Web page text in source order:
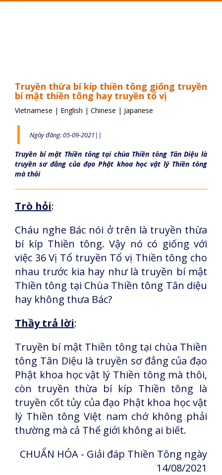
Truyền thừa bí kíp thiền tông giống truyền
bí mật thiền tông hay truyền tổ vị
Vietnamese | English | Chinese | Japanese
Ngày đăng: 05-09-2021||
Truyền bí mật Thiền tông tại chùa Thiền tông Tân Diệu là
truyền sơ đẳng của đạo Phật khoa học vật lý Thiền tông
mà thôi
Trò hỏi:
Cháu nghe Bác nói ở trên là truyền thừa
bí kíp Thiền tông. Vậy nó có giống với
việc 36 Vị Tổ truyền Tổ vị Thiền tông cho
nhau trước kia hay như là truyền bí mật
Thiền tông tại Chùa Thiền tông Tân diệu
hay không thưa Bác?
Thầy trả lời:
Truyền bí mật Thiền tông tại chùa Thiền
tông Tân Diệu là truyền sơ đẳng của đạo
Phật khoa học vật lý Thiền tông mà thôi,
còn truyền thừa bí kíp Thiền tông là
truyền cốt tủy của đạo Phật khoa học vật
lý Thiền tông Việt nam chớ không phải
thường mà cả Thế giới không ai biết.
CHUẨN HÓA - Giải đáp Thiền Tông ngày
14/08/2021